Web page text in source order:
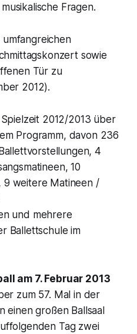
Fragen.
sowie
Tür zu
2012).
2012/2013 über
Programm, davon 236
4
10
9 weitere Matineen /
und mehrere
Ballettschule im
am 7. Februar 2013
zum 57. Mal in der
einen großen Ballsaal
Tag zwei